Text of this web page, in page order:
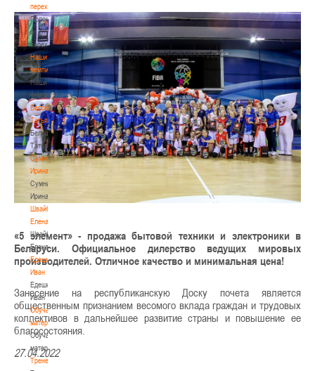
переходах
Положение
о
переходах
Наши
чемпионы
Наши
чемпионы
Белошапко
Татьяна
Белошапко
Татьяна
Сумникова
Ирина
Сумникова
Ирина
Швайбович
Елена
Швайбович
Елена
Едешко
Иван
Едешко
Иван
Обучающие
материалы
Обучающие
материалы
Тренерам
«5 элемент» - продажа бытовой техники и электроники в
Беларуси. Официальное дилерство ведущих мировых
производителей. Отличное качество и минимальная цена!
Занесение на республиканскую Доску почета является
общественным признанием весомого вклада граждан и трудовых
коллективов в дальнейшее развитие страны и повышение ее
благосостояния.
27.04.2022